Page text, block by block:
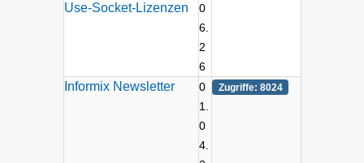
Use-Socket-Lizenzen
0
6.
2
6
Informix Newsletter
0
1.
0
4.
Zugriffe: 8024